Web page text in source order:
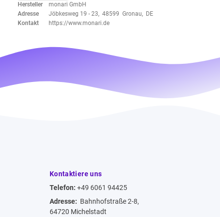
Hersteller
monari GmbH
Adresse
Jöbkesweg 19 - 23, 48599 Gronau, DE
Kontakt
https://www.monari.de
Kontaktiere uns
Telefon: +49 6061 94425
Adresse: Bahnhofstraße 2-8,
64720 Michelstadt